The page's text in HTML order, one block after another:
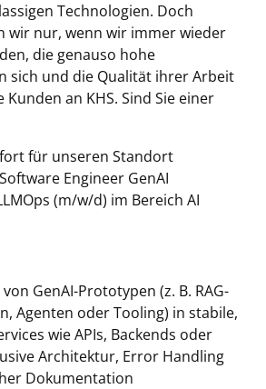
Technologien. Doch
wir nur, wenn wir immer wieder
die genauso hohe
sich und die Qualität ihrer Arbeit
an KHS. Sind Sie einer
für unseren Standort
Engineer GenAI
(m/w/d) im Bereich AI
GenAI-Prototypen (z. B. RAG-
Agenten oder Tooling) in stabile,
wie APIs, Backends oder
Architektur, Error Handling
Dokumentation